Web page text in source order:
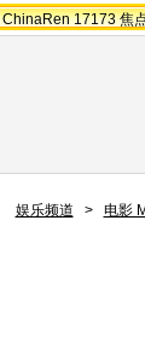
ChinaRen 17173 焦
娱乐频道 > 电影